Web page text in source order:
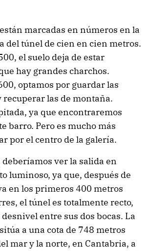
marcadas en números en la
del túnel de cien en cien metros.
el suelo deja de estar
hay grandes charchos.
optamos por guardar las
recuperar las de montaña.
ya que encontraremos
barro. Pero es mucho más
por el centro de la galería.
deberíamos ver la salida en
luminoso, ya que, después de
en los primeros 400 metros
el túnel es totalmente recto,
entre sus dos bocas. La
a una cota de 748 metros
mar y la norte, en Cantabria, a